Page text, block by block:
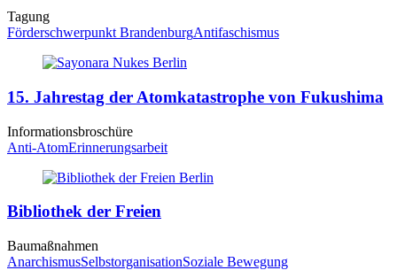
Tagung
Förderschwerpunkt BrandenburgAntifaschismus
15. Jahrestag der Atomkatastrophe von Fukushima
Informationsbroschüre
Anti-AtomErinnerungsarbeit
Bibliothek der Freien
Baumaßnahmen
AnarchismusSelbstorganisationSoziale Bewegung